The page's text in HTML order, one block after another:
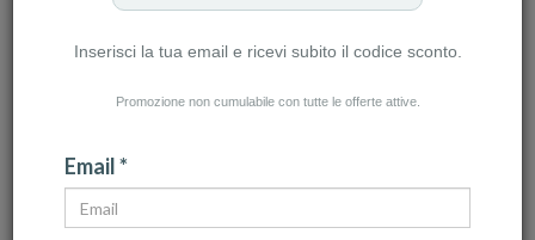
Inserisci la tua email e ricevi subito il codice sconto.
Promozione non cumulabile con tutte le offerte attive.
Email *